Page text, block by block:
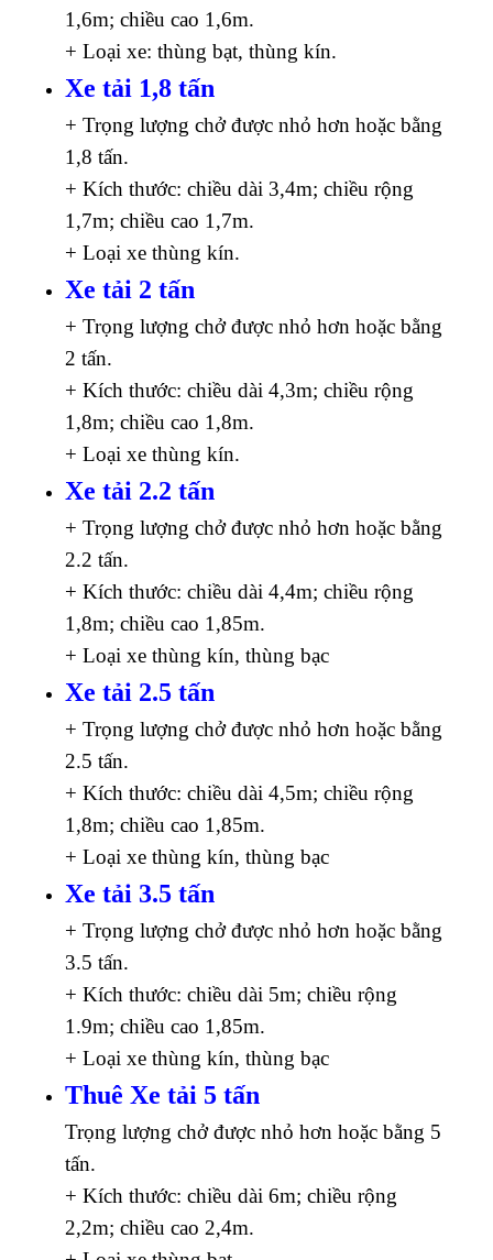
1,6m; chiều cao 1,6m.
+ Loại xe: thùng bạt, thùng kín.
Xe tải 1,8 tấn
+ Trọng lượng chở được nhỏ hơn hoặc bằng
1,8 tấn.
+ Kích thước: chiều dài 3,4m; chiều rộng
1,7m; chiều cao 1,7m.
+ Loại xe thùng kín.
Xe tải 2 tấn
+ Trọng lượng chở được nhỏ hơn hoặc bằng
2 tấn.
+ Kích thước: chiều dài 4,3m; chiều rộng
1,8m; chiều cao 1,8m.
+ Loại xe thùng kín.
Xe tải 2.2 tấn
+ Trọng lượng chở được nhỏ hơn hoặc bằng
2.2 tấn.
+ Kích thước: chiều dài 4,4m; chiều rộng
1,8m; chiều cao 1,85m.
+ Loại xe thùng kín, thùng bạc
Xe tải 2.5 tấn
+ Trọng lượng chở được nhỏ hơn hoặc bằng
2.5 tấn.
+ Kích thước: chiều dài 4,5m; chiều rộng
1,8m; chiều cao 1,85m.
+ Loại xe thùng kín, thùng bạc
Xe tải 3.5 tấn
+ Trọng lượng chở được nhỏ hơn hoặc bằng
3.5 tấn.
+ Kích thước: chiều dài 5m; chiều rộng
1.9m; chiều cao 1,85m.
+ Loại xe thùng kín, thùng bạc
Thuê Xe tải 5 tấn
Trọng lượng chở được nhỏ hơn hoặc bằng 5
tấn.
+ Kích thước: chiều dài 6m; chiều rộng
2,2m; chiều cao 2,4m.